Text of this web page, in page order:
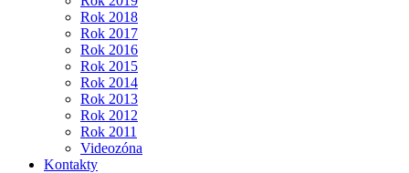
Rok 2018
Rok 2017
Rok 2016
Rok 2015
Rok 2014
Rok 2013
Rok 2012
Rok 2011
Videozóna
Kontakty